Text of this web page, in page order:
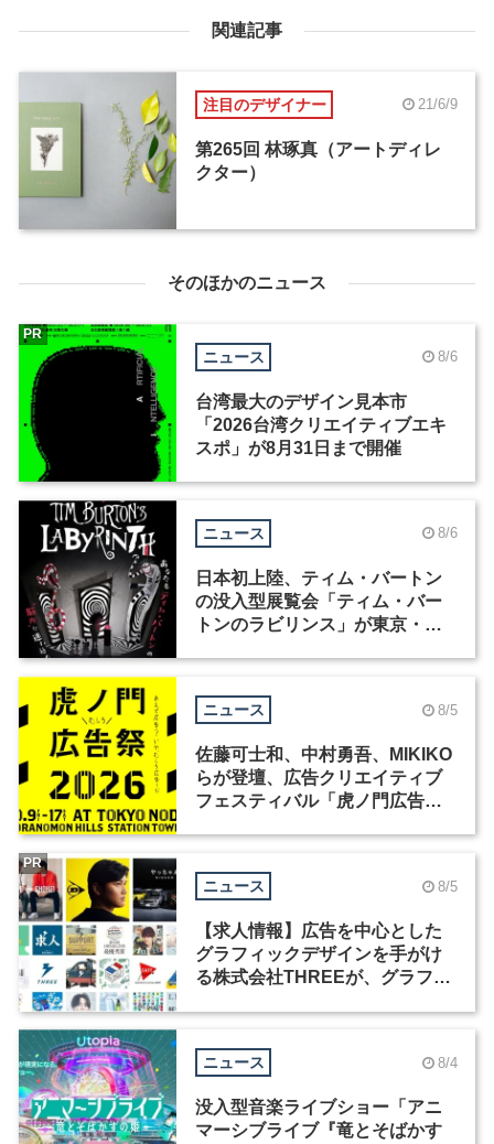
関連記事
注目のデザイナー 21/6/9
第265回 林琢真（アートディレ
クター）
そのほかのニュース
ニュース 8/6
台湾最大のデザイン見本市
「2026台湾クリエイティブエキ
スポ」が8月31日まで開催
PR
ニュース 8/6
日本初上陸、ティム・バートン
の没入型展覧会「ティム・バー
トンのラビリンス」が東京・豊
ニュース 8/5
佐藤可士和、中村勇吾、MIKIKO
らが登壇、広告クリエイティブ
フェスティバル「虎ノ門広告
ニュース 8/5
【求人情報】広告を中心とした
グラフィックデザインを手がけ
る株式会社THREEが、グラフィ
PR
ニュース 8/4
没入型音楽ライブショー「アニ
マーシブライブ『竜とそばかす